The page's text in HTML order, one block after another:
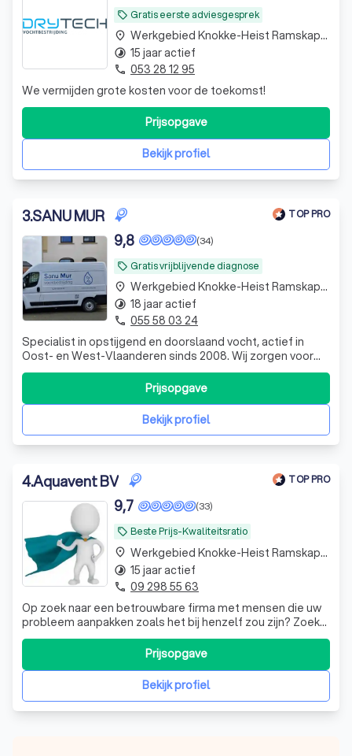
local_offer Gratis eerste adviesgesprek
We vermijden grote kosten voor de toekomst!
Bekijk profiel
Prijsopgave
place Werkgebied Knokke-Heist Ramskapelle
timelapse 15 jaar actief
phone 053 28 12 95
3.SANU MUR TOP PRO
local_offer Gratis vrijblijvende diagnose
(34)
9,8
Specialist in opstijgend en doorslaand vocht, actief in
Oost- en West-Vlaanderen sinds 2008. Wij zorgen voor
een gezonde, droge woning met blijvend resultaat en een
verzorgde afwerking. 30j garantie.
Bekijk profiel
Prijsopgave
place Werkgebied Knokke-Heist Ramskapelle
timelapse 18 jaar actief
phone 055 58 03 24
4.Aquavent BV TOP PRO
local_offer Beste Prijs-Kwaliteitsratio
(33)
9,7
Op zoek naar een betrouwbare firma met mensen die uw
probleem aanpakken zoals het bij henzelf zou zijn? Zoek
niet verder en contacteer Aquavent voor een eerlijke
diagnose en kwalitatieve uitvoering!
Bekijk profiel
Prijsopgave
place Werkgebied Knokke-Heist Ramskapelle
timelapse 15 jaar actief
phone 09 298 55 63